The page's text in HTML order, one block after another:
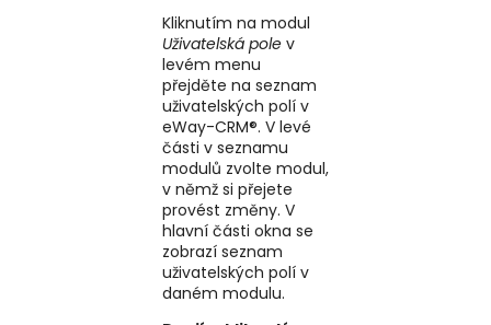
Kliknutím na modul
Uživatelská pole v
levém menu
přejděte na seznam
uživatelských polí v
eWay-CRM®. V levé
části v seznamu
modulů zvolte modul,
v němž si přejete
provést změny. V
hlavní části okna se
zobrazí seznam
uživatelských polí v
daném modulu.